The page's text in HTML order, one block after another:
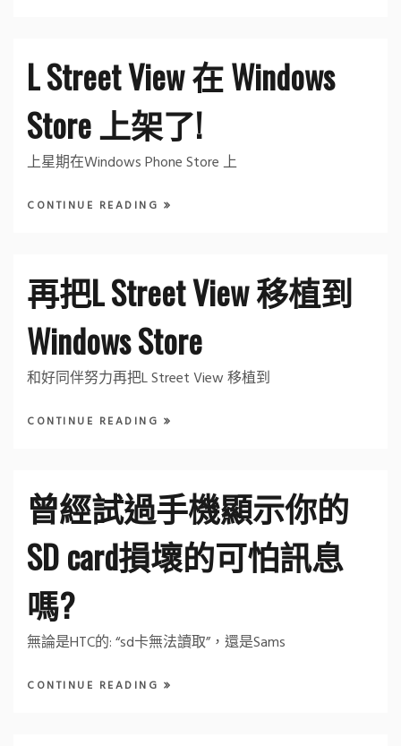
L Street View 在 Windows
Store 上架了!
上星期在Windows Phone Store 上
CONTINUE READING
再把L Street View 移植到
Windows Store
和好同伴努力再把L Street View 移植到
CONTINUE READING
曾經試過手機顯示你的
SD card損壞的可怕訊息
嗎?
無論是HTC的: “sd卡無法讀取”，還是Sams
CONTINUE READING